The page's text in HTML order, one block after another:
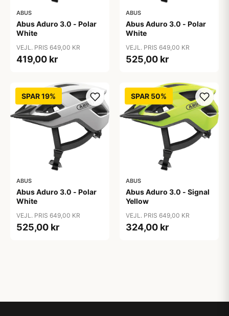
ABUS
Abus Aduro 3.0 - Polar
White
VEJL. PRIS 649,00 KR
419,00 kr
ABUS
Abus Aduro 3.0 - Polar
White
VEJL. PRIS 649,00 KR
525,00 kr
SPAR 19%
ABUS
Abus Aduro 3.0 - Polar
White
VEJL. PRIS 649,00 KR
525,00 kr
SPAR 50%
ABUS
Abus Aduro 3.0 - Signal
Yellow
VEJL. PRIS 649,00 KR
324,00 kr